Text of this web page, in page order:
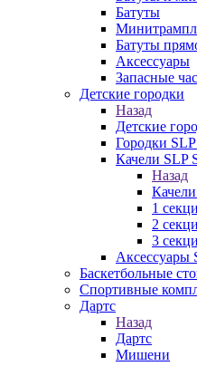
Батуты
Батуты
Аксессуары
Запасные
Детские городки
Назад
Детские
Городки
Качели SLP
Назад
1
2
3
Аксессуары
Баскетбольные
Спортивные
Дартс
Назад
Дартс
Мишени